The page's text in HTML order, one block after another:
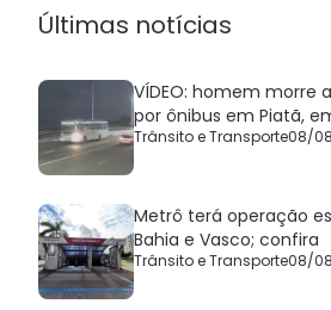
Últimas notícias
VÍDEO: homem morre
por ônibus em Piatã,
Trânsito e Transporte08/
Metrô terá operação
Bahia e Vasco; confira
Trânsito e Transporte08/